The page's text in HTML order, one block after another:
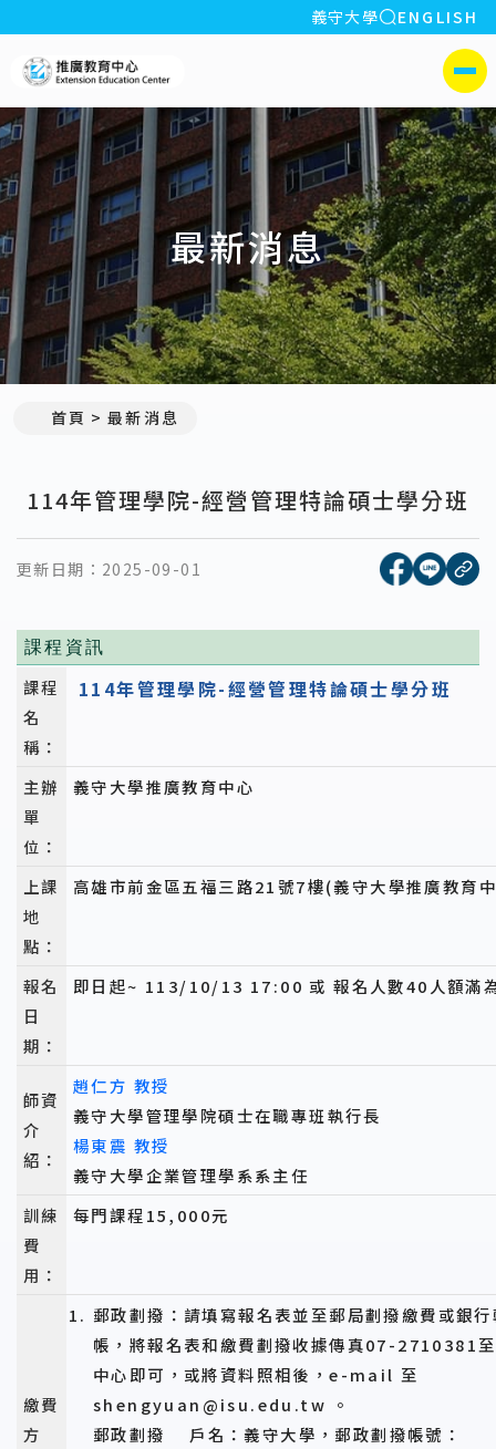
:::
義守大學 全站搜索
ENGLISH
側選單
最新消息
首頁 最新消息
114年管理學院-經營管理特論碩士學分班
更新日期： 2025-09-01 [另開新
[另開
複
課程資訊
課程
名
稱：
114年管理學院-經營管理特論碩士學分班
主辦
單
位：
義守大學推廣教育中心
上課
地
點：
高雄市前金區五福三路21號7樓(義守大學推廣教育
報名
日
期：
即日起~ 113/10/13 17:00 或 報名人數40人額滿
師資
介
紹：
趙仁方 教授
義守大學管理學院碩士在職專班執行長
楊東震 教授
義守大學企業管理學系系主任
訓練
費
用：
每門課程15,000元
繳費
方
郵政劃撥：請填寫報名表並至郵局劃撥繳費或銀
帳，將報名表和繳費劃撥收據傳真07-2710381
中心即可，或將資料照相後，e-mail 至
shengyuan@isu.edu.tw 。
郵政劃撥 戶名：義守大學，郵政劃撥帳號：